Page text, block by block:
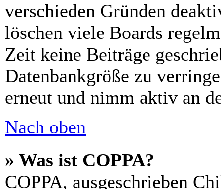
verschieden Gründen
löschen viele Boards
Zeit keine Beiträge
Datenbankgröße zu
erneut und nimm aktiv an
Nach oben
» Was ist COPPA?
COPPA, ausgeschrieben